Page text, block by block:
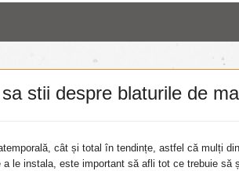
stii despre blaturile de
cât și total în tendințe, astfel că mulți
a le instala, este important să afli tot ce trebuie să